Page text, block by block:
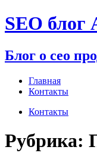
Перейти
к
SEO блог
Блог о сео
Главная
Контакты
Контакты
Рубрика: